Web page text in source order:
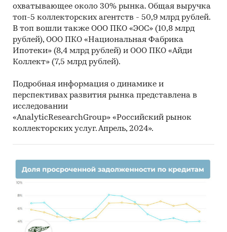
охватывающее около 30% рынка. Общая выручка
топ-5 коллекторских агентств - 50,9 млрд рублей.
В топ вошли также ООО ПКО «ЭОС» (10,8 млрд
рублей), ООО ПКО «Национальная Фабрика
Ипотеки» (8,4 млрд рублей) и ООО ПКО «Айди
Коллект» (7,5 млрд рублей).
Подробная информация о динамике и
перспективах развития рынка представлена в
исследовании
«AnalyticResearchGroup» «Российский рынок
коллекторских услуг. Апрель, 2024».